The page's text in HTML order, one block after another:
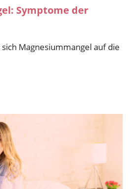
Symptome der
Magnesiummangel auf die